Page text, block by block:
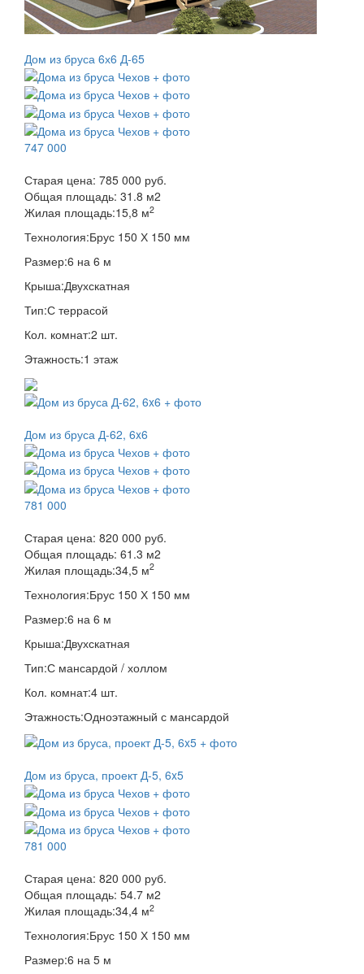
Дом из бруса 6х6 Д-65
747 000
Старая цена: 785 000 руб.
Общая площадь: 31.8 м2
Жилая площадь:15,8 м2
Технология:Брус 150 Х 150 мм
Размер:6 на 6 м
Крыша:Двухскатная
Тип:С террасой
Кол. комнат:2 шт.
Этажность:1 этаж
Дом из бруса Д-62, 6x6
781 000
Старая цена: 820 000 руб.
Общая площадь: 61.3 м2
Жилая площадь:34,5 м2
Технология:Брус 150 Х 150 мм
Размер:6 на 6 м
Крыша:Двухскатная
Тип:С мансардой / холлом
Кол. комнат:4 шт.
Этажность:Одноэтажный с мансардой
Дом из бруса, проект Д-5, 6x5
781 000
Старая цена: 820 000 руб.
Общая площадь: 54.7 м2
Жилая площадь:34,4 м2
Технология:Брус 150 Х 150 мм
Размер:6 на 5 м